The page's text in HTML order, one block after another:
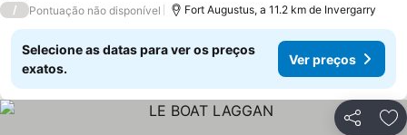
/ Pontuação não disponível Fort Augustus, a 11.2 km de Invergarry
Selecione as datas para ver os preços
exatos.
Ver preços
Partilhar